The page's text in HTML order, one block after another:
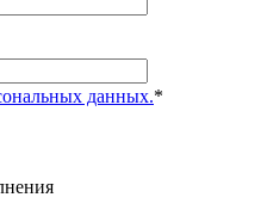
данных.*